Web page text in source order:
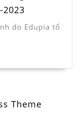
2023
do Edupia tổ
Theme